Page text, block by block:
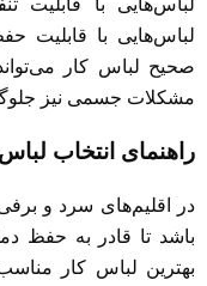
لباس‌هایی با قابلیت
لباس‌هایی با قابلیت
صحیح لباس کار
مشکلات جسمی نیز
راهنمای انتخاب
در اقلیم‌های سرد و
باشد تا قادر به حفظ
بهترین لباس کار